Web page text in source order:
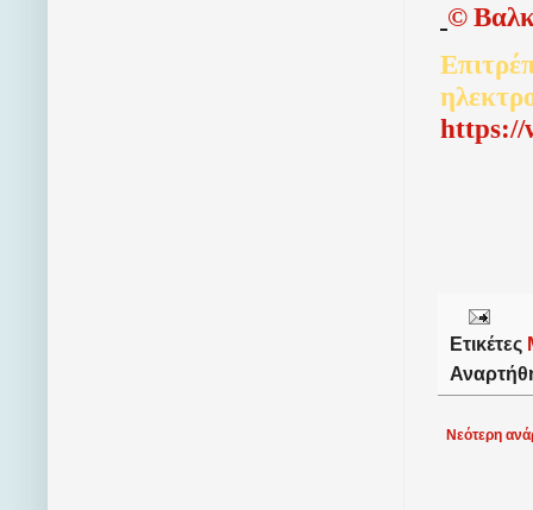
©
https://
Ετικέτες
Νεότερη